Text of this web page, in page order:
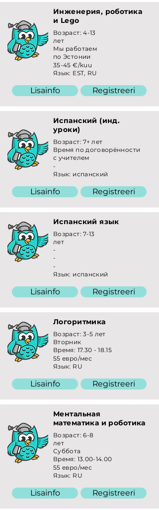
Инженерия, роботика
и Lego
Возраст: 4-13
лет
Мы работаем
по Эстонии
35-45 €/kuu
Язык: EST, RU
Lisainfo Registreeri
Испанский (инд.
уроки)
Возраст: 7+ лет
Время по договорённости
с учителем
-
Язык: испанский
Lisainfo Registreeri
Испанский язык
Возраст: 7-13
лет
-
-
-
Язык: испанский
Lisainfo Registreeri
Логоритмика
Возраст: 3-5 лет
Вторник
Время: 17.30 - 18.15
55 евро/мес
Язык: RU
Lisainfo Registreeri
Ментальная
математика и роботика
Возраст: 6-8
лет
Суббота
Время: 13.00-14.00
55 евро/мес
Язык: RU
Lisainfo Registreeri